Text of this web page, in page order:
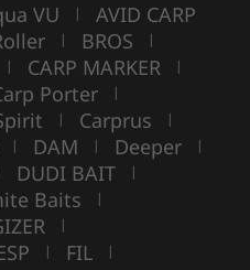
VU | AVID CARP
| BROS |
| CARP MARKER |
Porter |
| Carprus |
| DAM | Deeper |
DUDI BAIT |
Baits |
|
| FIL |